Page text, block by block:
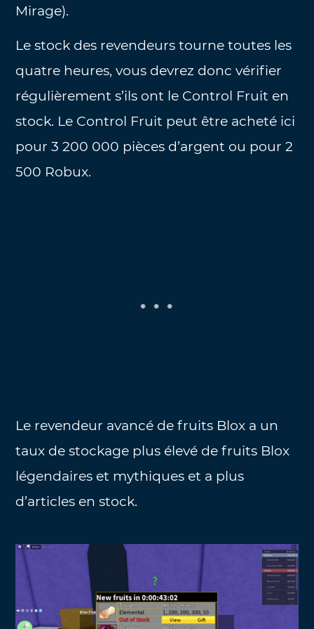
Mirage).
Le stock des revendeurs tourne toutes les
quatre heures, vous devrez donc vérifier
régulièrement s’ils ont le Control Fruit en
stock. Le Control Fruit peut être acheté ici
pour 3 200 000 pièces d’argent ou pour 2
500 Robux.
Le revendeur avancé de fruits Blox a un
taux de stockage plus élevé de fruits Blox
légendaires et mythiques et a plus
d’articles en stock.